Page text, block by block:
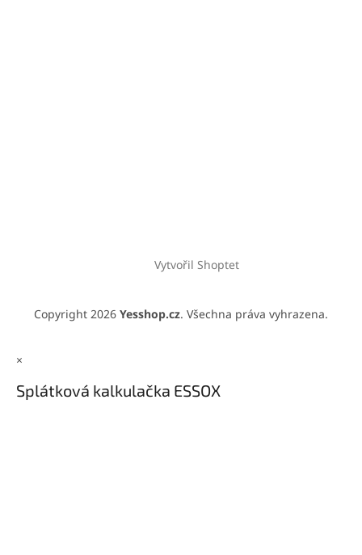
Vytvořil Shoptet
Copyright 2026 Yesshop.cz. Všechna práva vyhrazena.
×
Splátková kalkulačka ESSOX